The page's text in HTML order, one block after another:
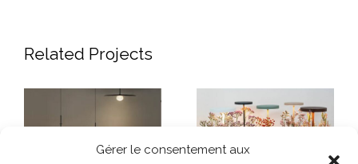
Gérer le consentement aux
Related Projects